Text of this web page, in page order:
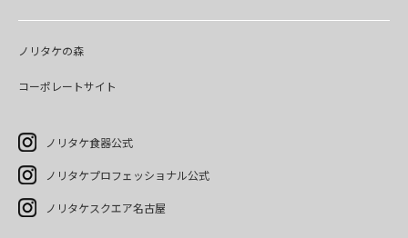
ノリタケの森
コーポレートサイト
ノリタケ食器公式
ノリタケプロフェッショナル公式
ノリタケスクエア名古屋